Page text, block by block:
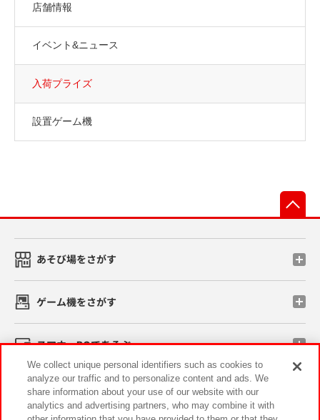
店舗情報
イベント&ニュース
入荷プライズ
設置ゲーム機
あそび場をさがす
ゲーム機をさがす
スマホ・PCであそぶ
イベント・キャンペーン
We collect unique personal identifiers such as cookies to
analyze our traffic and to personalize content and ads. We
share information about your use of our website with our
analytics and advertising partners, who may combine it with